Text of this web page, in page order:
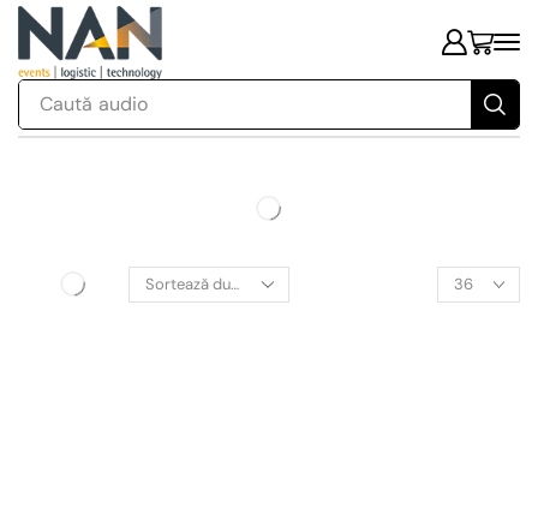
Caută audio